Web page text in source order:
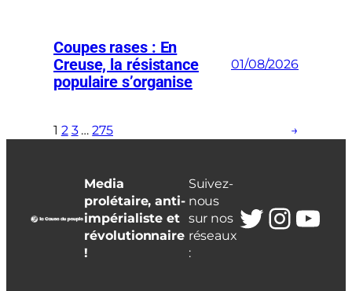
Coupes rases : En
Creuse, la résistance
populaire s’organise
01/08/2026
1 2 3 … 275 →
Media
prolétaire, anti-
impérialiste et
révolutionnaire
!
Suivez-
nous
sur nos
réseaux
:
Twitter